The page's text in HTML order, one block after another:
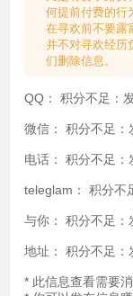
何提前付费的行
在寻欢前不要露
并不对寻欢经历
们删除信息。
QQ： 积分不足：
微信： 积分不足：
电话： 积分不足：
teleglam： 积分不
与你： 积分不足：
地址： 积分不足：
* 此信息查看需要